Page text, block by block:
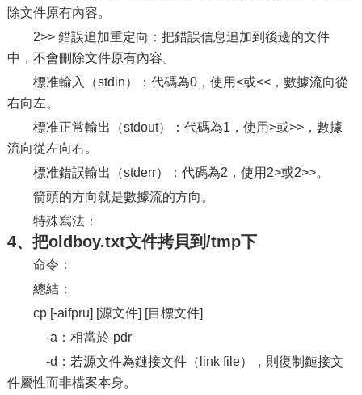
除文件原有內容。
2>> 錯誤追加重定向：把錯誤信息追加到後邊的文件
中，不會刪除文件原有內容。
標准輸入（stdin）：代碼為0，使用<或<<，數據流向從
右向左。
標准正常輸出（stdout）：代碼為1，使用>或>>，數據
流向從左向右。
標准錯誤輸出（stderr）：代碼為2，使用2>或2>>。
箭頭的方向就是數據流的方向。
特殊寫法：
4、把oldboy.txt文件拷貝到/tmp下
命令：
總結：
cp [-aifpru] [源文件] [目標文件]
-a：相當於-pdr
-d：若源文件為鏈接文件（link file），則復制鏈接文
件屬性而非檔案本身。